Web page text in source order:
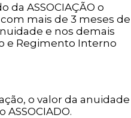
da ASSOCIAÇÃO o
mais de 3 meses de
e nos demais
e Regimento Interno
o valor da anuidade
ASSOCIADO.